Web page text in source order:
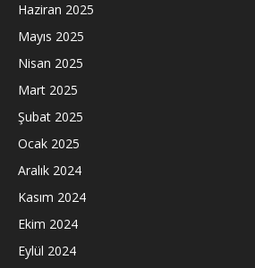
Haziran 2025
Mayıs 2025
Nisan 2025
Mart 2025
Şubat 2025
Ocak 2025
Aralık 2024
Kasım 2024
Ekim 2024
Eylül 2024